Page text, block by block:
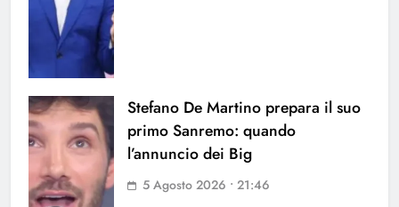
Stefano De Martino prepara il suo
primo Sanremo: quando
l’annuncio dei Big
5 Agosto 2026 • 21:46